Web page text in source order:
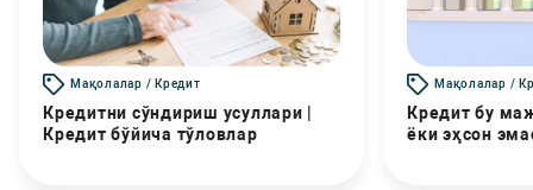
Мақолалар / Кредит
Кредитни сўндириш усуллари |
Кредит бўйича тўловлар
Мақолалар /
Кредит бу
ёки эҳсон